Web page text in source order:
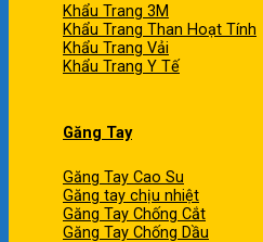
Khẩu Trang 3M
Khẩu Trang Than Hoạt Tính
Khẩu Trang Vải
Khẩu Trang Y Tế
Găng Tay
Găng Tay Cao Su
Găng tay chịu nhiệt
Găng Tay Chống Cắt
Găng Tay Chống Dầu